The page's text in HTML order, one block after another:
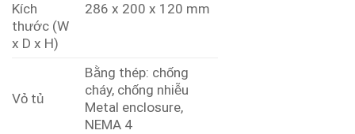
Kích
thước (W
x D x H)
286 x 200 x 120 mm
Vỏ tủ
Bằng thép: chống
cháy, chống nhiễu
Metal enclosure,
NEMA 4